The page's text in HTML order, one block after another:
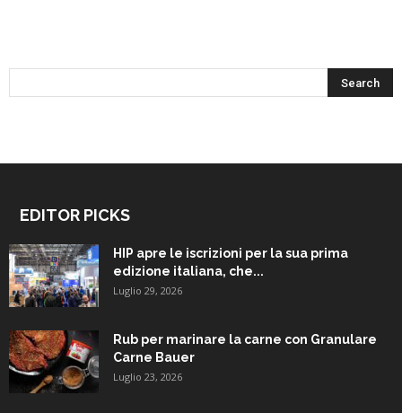
EDITOR PICKS
HIP apre le iscrizioni per la sua prima
edizione italiana, che...
Luglio 29, 2026
Rub per marinare la carne con Granulare
Carne Bauer
Luglio 23, 2026